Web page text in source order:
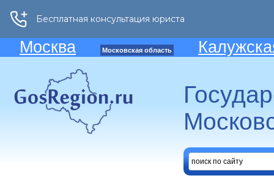
Москва Московская область